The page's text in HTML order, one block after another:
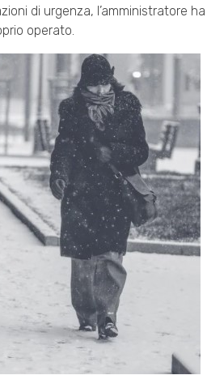
di urgenza, l’amministratore
operato.